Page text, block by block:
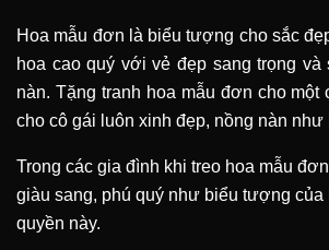
Hoa mẫu đơn là biểu tượng cho sắc
hoa cao quý với vẻ đẹp sang trọng và
nàn. Tặng tranh hoa mẫu đơn cho một
cho cô gái luôn xinh đẹp, nồng nàn như
Trong các gia đình khi treo hoa mẫu
giàu sang, phú quý như biểu tượng
quyền này.